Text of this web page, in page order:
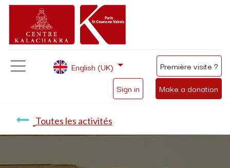
Sign in Make a donation
English (UK) Première visite ?
Toutes les activités